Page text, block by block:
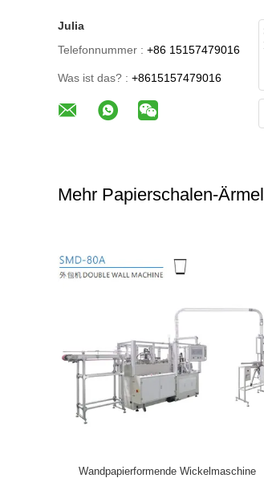
Julia
Telefonnummer : +86 15157479016
Was ist das? : +8615157479016
Mehr Papierschalen-
Mistubishi PLC steuerte Maschine zur